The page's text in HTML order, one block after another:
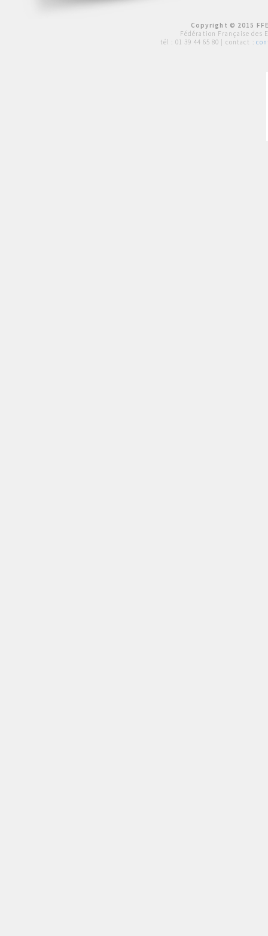
Copyright © 2015
Fédération Française des
tél : 01 39 44 65 80 | contact :